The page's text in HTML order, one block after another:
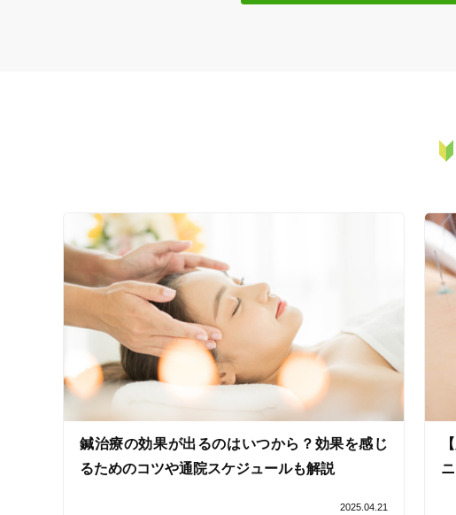
鍼治療の効果が出るのはいつから？効果を感じ
るためのコツや通院スケジュールも解説
2025.04.21